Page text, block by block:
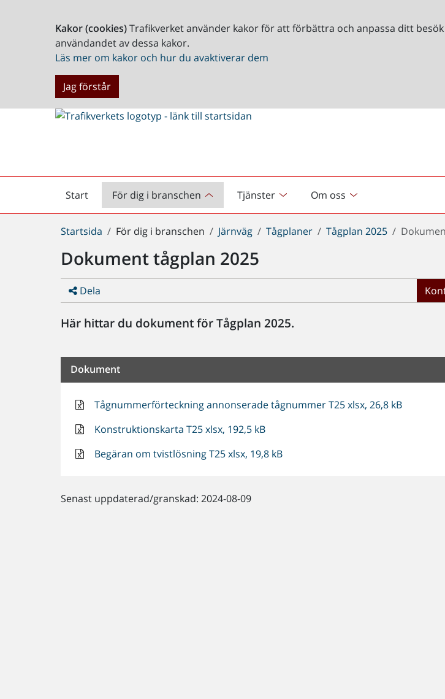
Kakor (cookies)Trafikverket använder kakor för att förbättra och anpassa ditt
användandet av dessa kakor.
Läs mer om kakor och hur du avaktiverar dem
Jag förstår
Start
Startsida För dig i branschen Tjänster Om oss
Du
här:
Startsida För dig i branschen Järnväg Tågplaner Tågplan 2025
Dokument tågplan 2025
Dela
Här hittar du dokument för Tågplan 2025.
Dokument
Tågnummerförteckning annonserade tågnummer T25 xlsx, 26,8 kB
Konstruktionskarta T25 xlsx, 192,5 kB
Begäran om tvistlösning T25 xlsx, 19,8 kB
Senast uppdaterad/granskad: 2024-08-09